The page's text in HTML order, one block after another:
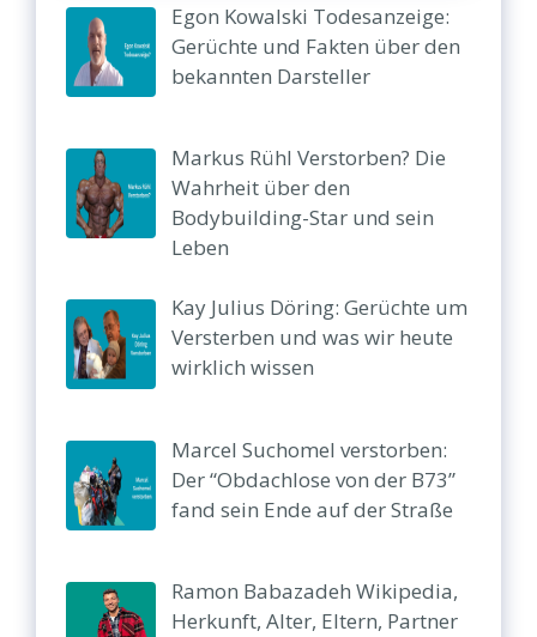
Egon Kowalski Todesanzeige:
Gerüchte und Fakten über den
bekannten Darsteller
Markus Rühl Verstorben? Die
Wahrheit über den
Bodybuilding-Star und sein
Leben
Kay Julius Döring: Gerüchte um
Versterben und was wir heute
wirklich wissen
Marcel Suchomel verstorben:
Der “Obdachlose von der B73”
fand sein Ende auf der Straße
Ramon Babazadeh Wikipedia,
Herkunft, Alter, Eltern, Partner